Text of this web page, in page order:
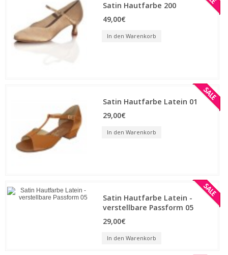
Satin Hautfarbe 200
49,00€
In den Warenkorb
Satin Hautfarbe Latein 01
29,00€
In den Warenkorb
Satin Hautfarbe Latein -
verstellbare Passform 05
29,00€
In den Warenkorb